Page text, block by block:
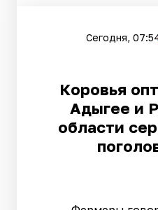
Сегодня,
Коровья
Адыгее и
области